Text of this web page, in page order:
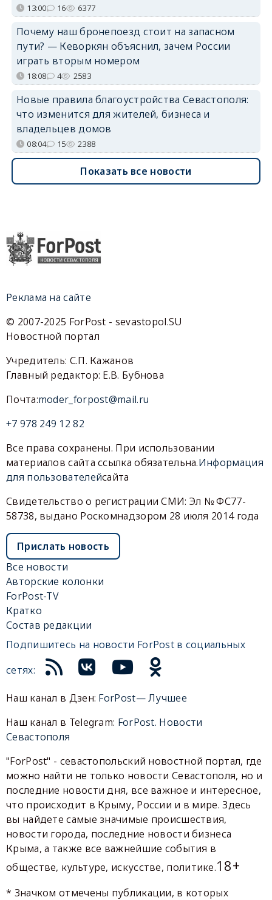
13:00 16 6377
Почему наш бронепоезд стоит на запасном
пути? — Кеворкян объяснил, зачем России
играть вторым номером
18:08 4 2583
Новые правила благоустройства Севастополя:
что изменится для жителей, бизнеса и
владельцев домов
08:04 15 2388
Показать все новости
Реклама на сайте
© 2007-2025 ForPost - sevastopol.SU
Новостной портал
Учредитель: С.П. Кажанов
Главный редактор: Е.В. Бубнова
Почта:moder_forpost@mail.ru
+7 978 249 12 82
Все права сохранены. При использовании
материалов сайта ссылка обязательна.Информация
для пользователейсайта
Свидетельство о регистрации СМИ: Эл № ФС77-
58738, выдано Роскомнадзором 28 июля 2014 года
Прислать новость
Все новости
Авторские колонки
ForPost-TV
Кратко
Состав редакции
Подпишитесь на новости ForPost в социальных
сетях:
Наш канал в Дзен: ForPost— Лучшее
Наш канал в Telegram: ForPost. Новости
Севастополя
"ForPost" - севастопольский новостной портал, где
можно найти не только новости Севастополя, но и
последние новости дня, все важное и интересное,
что происходит в Крыму, России и в мире. Здесь
вы найдете самые значимые происшествия,
новости города, последние новости бизнеса
Крыма, а также все важнейшие события в
обществе, культуре, искусстве, политике.18+
* Значком отмечены публикации, в которых